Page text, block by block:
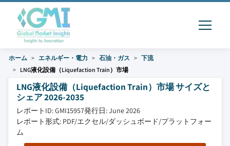
ホーム エネルギー・電力 石油・ガス
下流
LNG液化設備（Liquefaction Train）市場
LNG液化設備（Liquefaction Train）市場 サイズと
シェア 2026-2035
レポートID: GMI15957発行日: June 2026
レポート形式: PDF/エクセル/ダッシュボード/プラットフォー
ム